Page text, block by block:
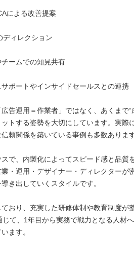
による改善提案
ディレクション
ームでの知見共有
ポートやインサイドセールスとの連携
告運用＝作業者」ではなく、あくまで“
トする姿勢を大切にしています。実際
頼関係を築いている事例も多数あります
で、内製化によってスピード感と品質
・運用・デザイナー・ディレクターが
き出していくスタイルです。
おり、充実した研修体制や教育制度が
て、1年目から実務で戦力となる人材
ます。